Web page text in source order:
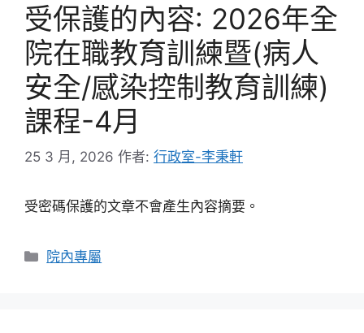
受保護的內容: 2026年全
院在職教育訓練暨(病人
安全/感染控制教育訓練)
課程-4月
25 3 月, 2026 作者: 行政室-李秉軒
受密碼保護的文章不會產生內容摘要。
分
院內專屬